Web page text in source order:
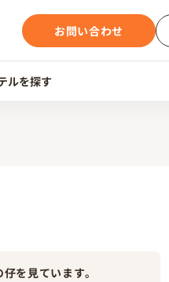
お問い合わせ
ルを探す
を見ています。